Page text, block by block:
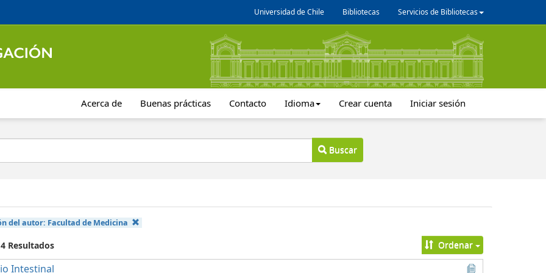
Universidad de Chile Bibliotecas Servicios de Bibliotecas
Acerca de Buenas prácticas Contacto Idioma Crear cuenta Iniciar sesión
Buscar
del autor: Facultad de Medicina
Resultados Ordenar
Intestinal